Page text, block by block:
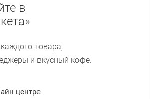
в
товара,
и вкусный кофе.
центре